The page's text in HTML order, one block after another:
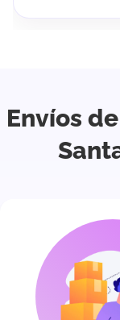
Envíos